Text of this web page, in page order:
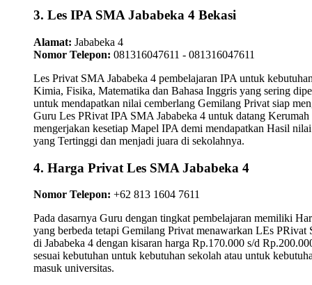
3. Les IPA SMA Jababeka 4 Bekasi
Alamat: Jababeka 4
Nomor Telepon: 081316047611 - 081316047611
Les Privat SMA Jababeka 4 pembelajaran IPA untuk
Kimia, Fisika, Matematika dan Bahasa Inggris yang sering
untuk mendapatkan nilai cemberlang Gemilang Privat siap
Guru Les PRivat IPA SMA Jababeka 4 untuk datang Kerumah
mengerjakan kesetiap Mapel IPA demi mendapatkan Hasil nilai
yang Tertinggi dan menjadi juara di sekolahnya.
4. Harga Privat Les SMA Jababeka 4
Nomor Telepon: +62 813 1604 7611
Pada dasarnya Guru dengan tingkat pembelajaran memiliki
yang berbeda tetapi Gemilang Privat menawarkan LEs PRivat
di Jababeka 4 dengan kisaran harga Rp.170.000 s/d
sesuai kebutuhan untuk kebutuhan sekolah atau untuk
masuk universitas.